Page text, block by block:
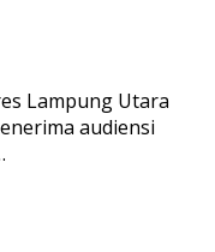
Lampung Utara
audiensi